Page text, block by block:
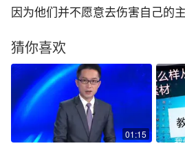
因为他们并不愿意去伤害自己的主
猜你喜欢
01:15